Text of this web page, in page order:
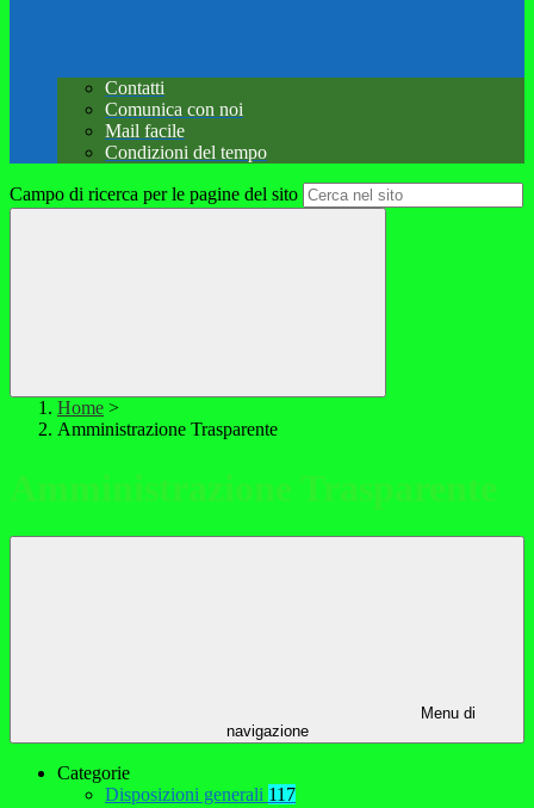
Contatti
Comunica con noi
Mail facile
Condizioni del tempo
Campo di ricerca per le pagine del sito
Home >
Amministrazione Trasparente
Amministrazione Trasparente
Menu di
navigazione
Categorie
Disposizioni generali 117